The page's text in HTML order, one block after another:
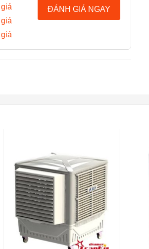
giá
giá
giá
ĐÁNH GIÁ NGAY